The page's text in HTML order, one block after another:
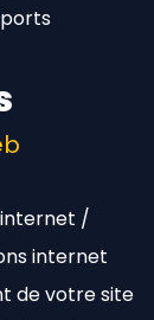
/
internet
de votre site